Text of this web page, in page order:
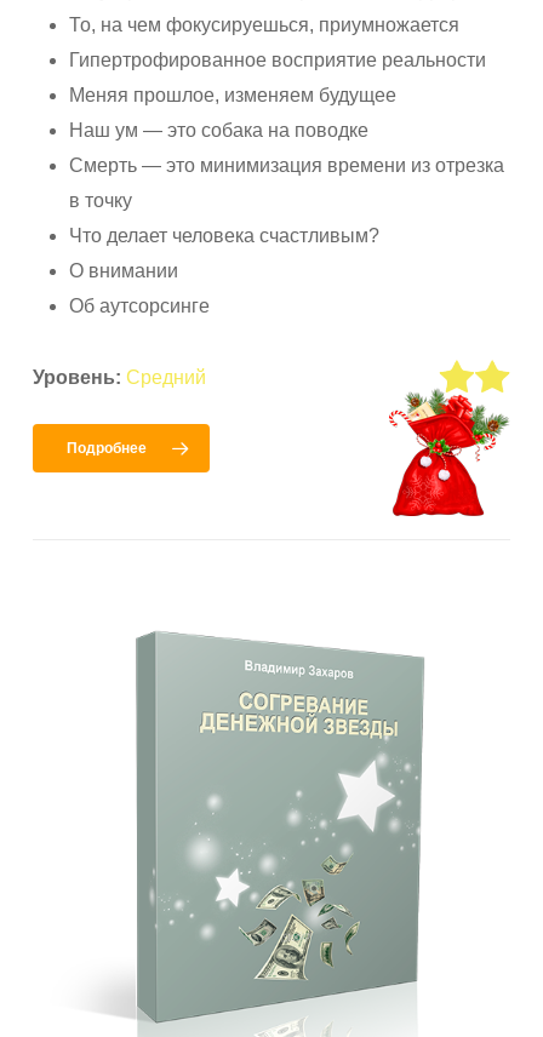
То, на чем фокусируешься, приумножается
Гипертрофированное восприятие реальности
Меняя прошлое, изменяем будущее
Наш ум — это собака на поводке
Смерть — это минимизация времени из отрезка
в точку
Что делает человека счастливым?
О внимании
Об аутсорсинге
Уровень: Средний
Подробнее